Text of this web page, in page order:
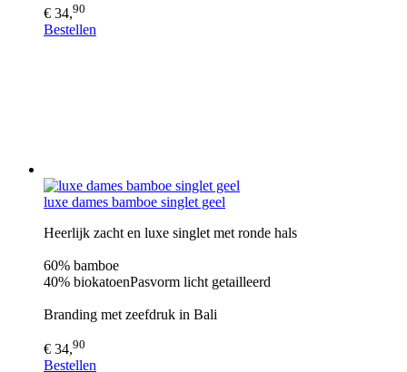
€ 34,90
Bestellen
luxe dames bamboe singlet geel
Heerlijk zacht en luxe singlet met ronde hals
60% bamboe
40% biokatoenPasvorm licht getailleerd
Branding met zeefdruk in Bali
€ 34,90
Bestellen